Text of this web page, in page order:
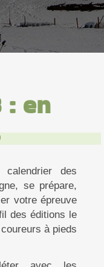
: en
des
se prépare,
votre épreuve
des éditions le
à pieds